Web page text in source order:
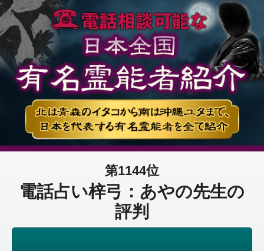
第1144位
電話占い梓弓：あやの先生の
評判